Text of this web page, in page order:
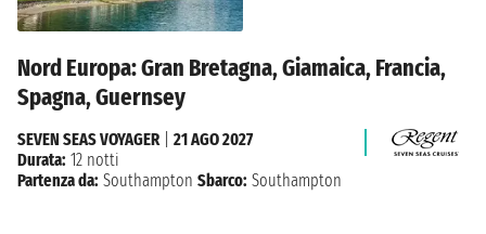
Nord Europa: Gran Bretagna, Giamaica, Francia,
Spagna, Guernsey
SEVEN SEAS VOYAGER| 21 AGO 2027
Durata: 12 notti
Partenza da: Southampton Sbarco: Southampton